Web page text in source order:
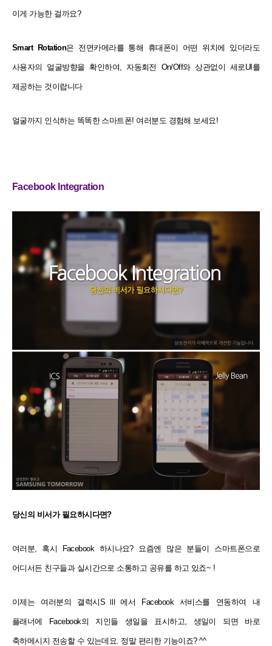
이게 가능한 걸까요?
Smart Rotation은 전면카메라를 통해 휴대폰이 어떤 위치에 있더라도
사용자의 얼굴방향을 확인하여, 자동회전 On/Off와 상관없이 세로UI를
제공하는 것이랍니다
얼굴까지 인식하는 똑똑한 스마트폰! 여러분도 경험해 보세요!
Facebook Integration
당신의 비서가 필요하시다면?
여러분, 혹시 Facebook 하시나요? 요즘엔 많은 분들이 스마트폰으로
어디서든 친구들과 실시간으로 소통하고 공유를 하고 있죠~ !
이제는 여러분의 갤럭시SⅢ에서 Facebook 서비스를 연동하여 내
플래너에 Facebook의 지인들 생일을 표시하고, 생일이 되면 바로
축하메시지 전송할 수 있는데요. 정말 편리한 기능이죠? ^^